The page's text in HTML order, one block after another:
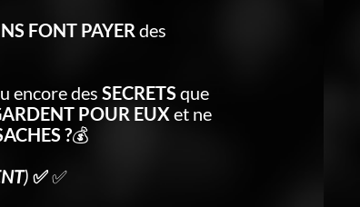
FONT PAYER des
encore des SECRETS que
POUR EUX et ne
?💰
) ✅✅